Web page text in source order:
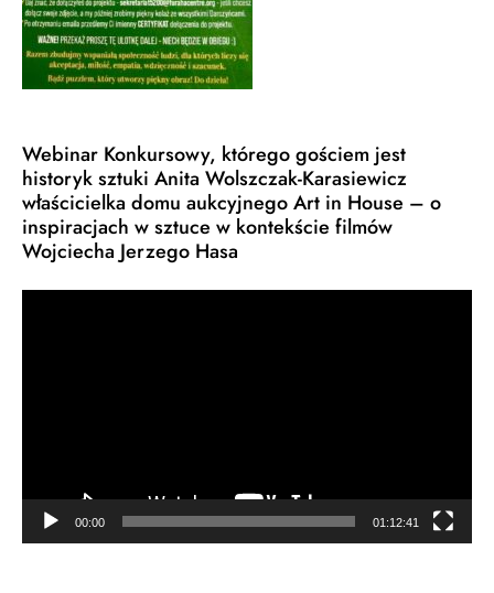
Webinar Konkursowy, którego gościem jest
historyk sztuki Anita Wolszczak-Karasiewicz
właścicielka domu aukcyjnego Art in House – o
inspiracjach w sztuce w kontekście filmów
Wojciecha Jerzego Hasa
00:00 01:12:41